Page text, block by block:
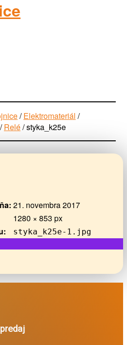
/Elektromateriál /
/Relé/styka_k25e
21. novembra 2017
1280 × 853 px
styka_k25e-1.jpg